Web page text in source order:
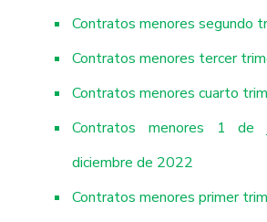
Contratos menores segundo
Contratos menores tercer
Contratos menores cuarto
Contratos menores 1
diciembre de 2022
Contratos menores primer